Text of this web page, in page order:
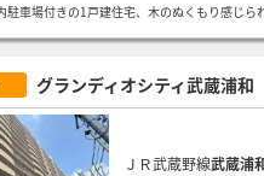
駐車場付きの1戸建住宅、木のぬくもり感じら
グランディオシティ武蔵浦和
ＪＲ武蔵野線武蔵浦